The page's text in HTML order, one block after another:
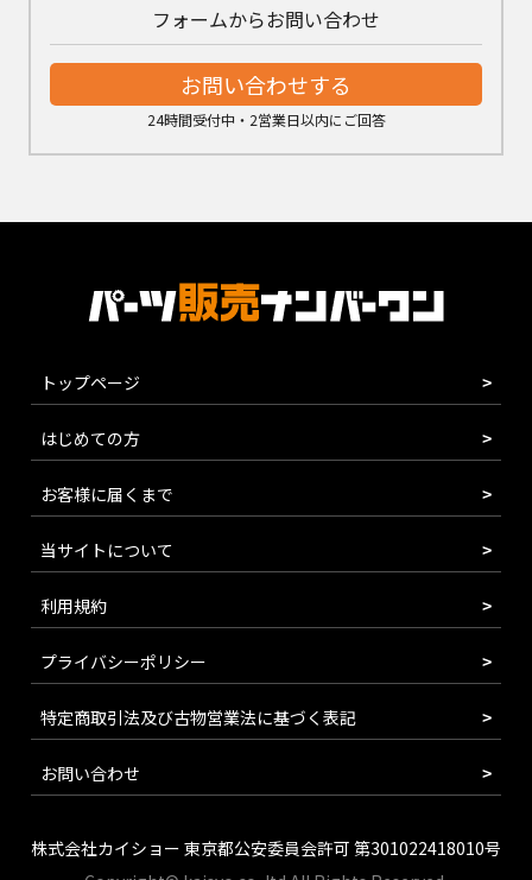
フォームからお問い合わせ
お問い合わせする
24時間受付中・2営業日以内にご回答
トップページ
はじめての方
お客様に届くまで
当サイトについて
利用規約
プライバシーポリシー
特定商取引法及び古物営業法に基づく表記
お問い合わせ
株式会社カイショー 東京都公安委員会許可 第301022418010号